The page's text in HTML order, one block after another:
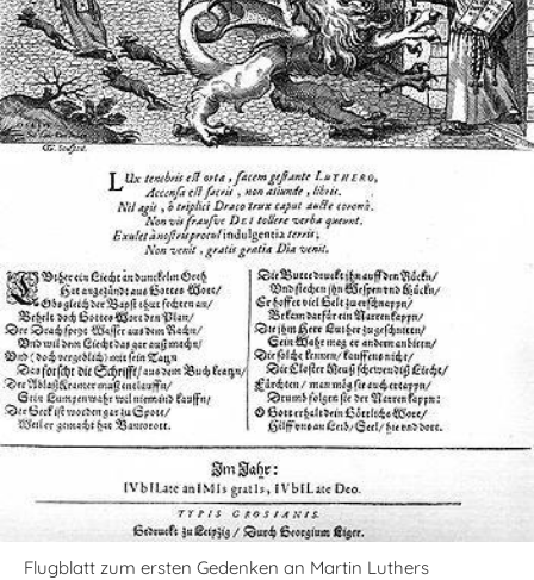
Flugblatt zum ersten Gedenken an Martin Luthers